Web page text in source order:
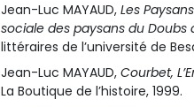
Jean-Luc MAYAUD, Les
sociale des paysans du Doubs
littéraires de l’université de
Jean-Luc MAYAUD, Courbet,
La Boutique de l’histoire, 1999.